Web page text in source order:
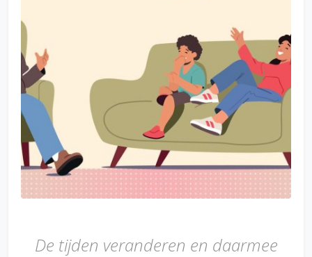
De tijden veranderen en daarmee